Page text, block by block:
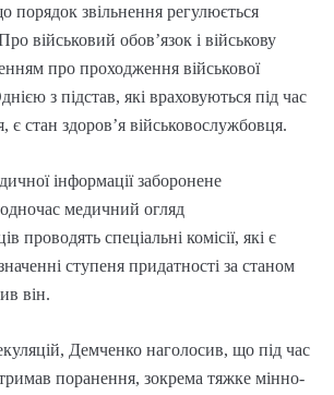
порядок звільнення регулюється
військовий обов’язок і військову
про проходження військової
з підстав, які враховуються під час
є стан здоров’я військовослужбовця.
інформації заборонене
медичний огляд
проводять спеціальні комісії, які є
ступеня придатності за станом
він.
Демченко наголосив, що під час
поранення, зокрема тяжке мінно-